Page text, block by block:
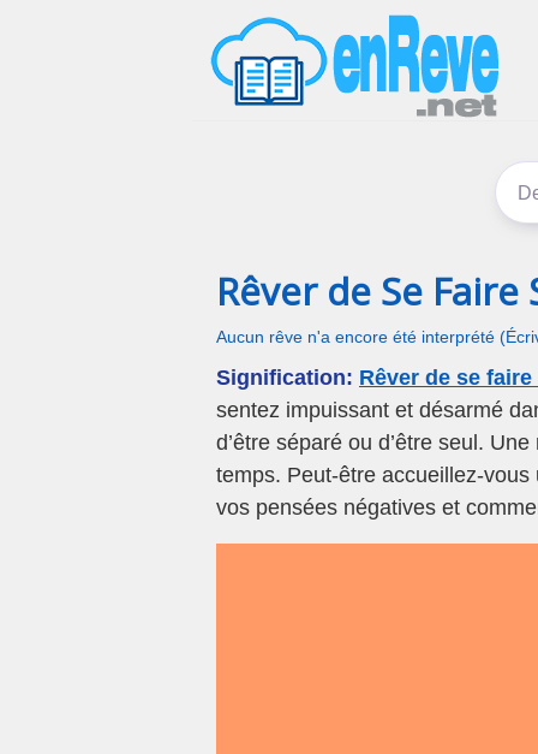
Rêver de Se
Aucun rêve n'a encore été interprété
Signification: Rêver de se
sentez impuissant et désarmé
d’être séparé ou d’être seul.
temps. Peut-être accueillez-
vos pensées négatives et